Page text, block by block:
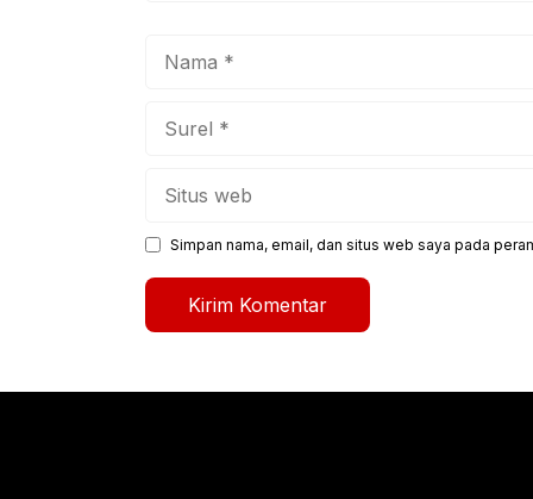
Simpan nama, email, dan situs web saya pada